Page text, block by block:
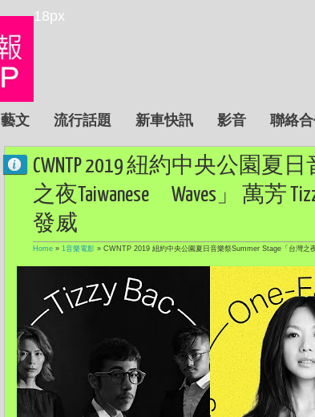
18px
藝文 流行話題 新車快訊 影音 聯絡
CWNTP 2019 紐約中央公園夏日
之夜Taiwanese Waves」 萬芳
發威
Home » 1音樂電影 » CWNTP 2019 紐約中央公園夏日音樂祭Summer Stage「台灣